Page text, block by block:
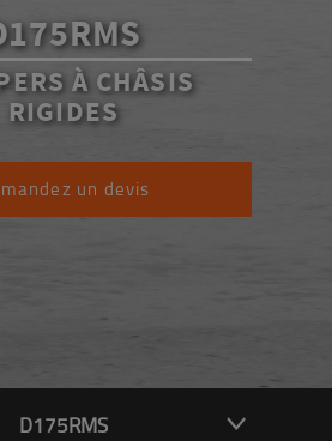
À CHÂSIS
RIGIDES
un devis
D175RMS